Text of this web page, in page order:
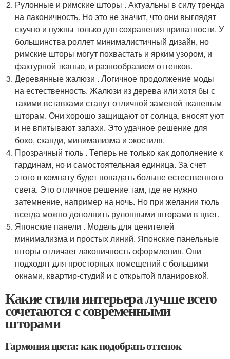
Рулонные и римские шторы . Актуальны в силу тренда
на лаконичность. Но это не значит, что они выглядят
скучно и нужны только для сохранения приватности. У
большинства роллет минималистичный дизайн, но
римские шторы могут похвастать и ярким узором, и
фактурной тканью, и разнообразием оттенков.
Деревянные жалюзи . Логичное продолжение моды
на естественность. Жалюзи из дерева или хотя бы с
такими вставками станут отличной заменой тканевым
шторам. Они хорошо защищают от солнца, вносят уют
и не впитывают запахи. Это удачное решение для
бохо, сканди, минимализма и экостиля.
Прозрачный тюль . Теперь не только как дополнение к
гардинам, но и самостоятельная единица. За счет
этого в комнату будет попадать больше естественного
света. Это отличное решение там, где не нужно
затемнение, например на ночь. Но при желании тюль
всегда можно дополнить рулонными шторами в цвет.
Японские панели . Модель для ценителей
минимализма и простых линий. Японские панельные
шторы отличает лаконичность оформления. Они
подходят для просторных помещений с большими
окнами, квартир-студий и с открытой планировкой.
Какие стили интерьера лучше всего
сочетаются с современными
шторами
Гармония цвета: как подобрать оттенок